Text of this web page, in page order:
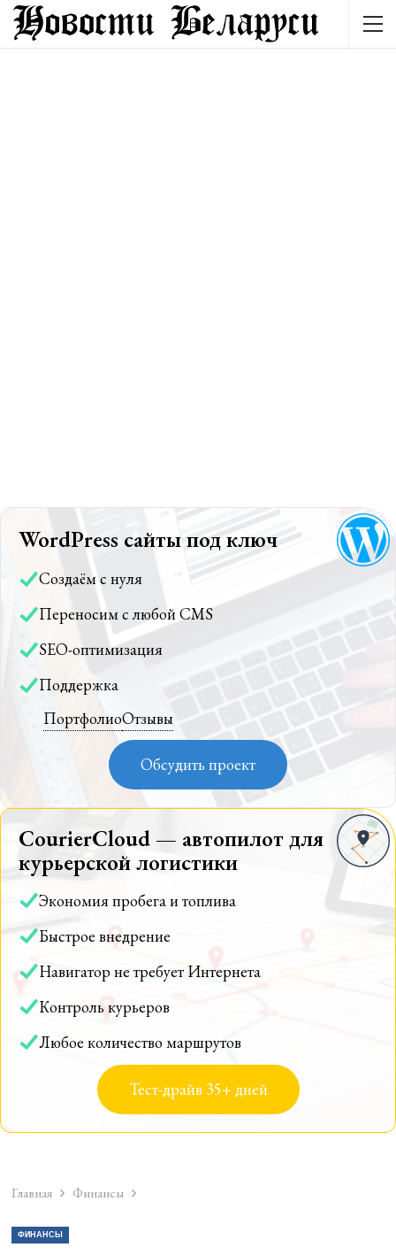
WordPress сайты под ключ
Создаём с нуля
Переносим с любой CMS
SEO-оптимизация
Поддержка
ПортфолиоОтзывы
Обсудить проект
CourierCloud — автопилот для
курьерской логистики
Экономия пробега и топлива
Быстрое внедрение
Навигатор не требует Интернета
Контроль курьеров
Любое количество маршрутов
Тест-драйв 35+ дней
Главная Финансы
ФИНАНСЫ